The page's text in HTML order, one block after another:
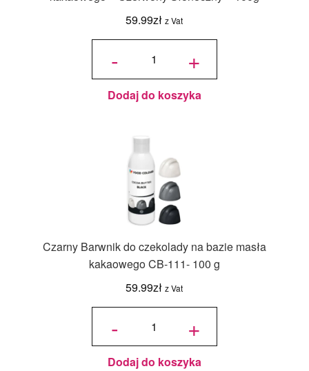
59.99zł z Vat
-
ilość Food
czekolady
na bazie
masła
kakaowego
- Czerwony
- 100g
+
Dodaj do koszyka
Czarny Barwnik do czekolady na bazie masła
kakaowego CB-111- 100 g
59.99zł z Vat
-
ilość
czekolady
na bazie
masła
kakaowego
CB-111-
+
Dodaj do koszyka